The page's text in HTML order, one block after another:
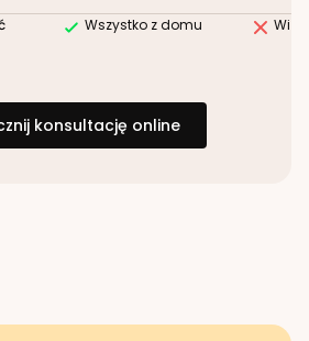
Wszystko z domu
konsultację online